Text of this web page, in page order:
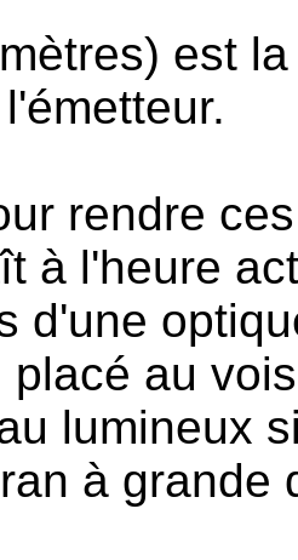
est
rendre
à l'heure
d'une
placé au
lumineux
à grande